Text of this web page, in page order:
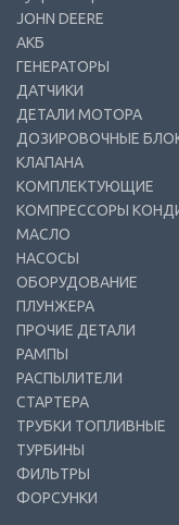
JOHN DEERE
АКБ
ГЕНЕРАТОРЫ
ДАТЧИКИ
ДЕТАЛИ МОТОРА
ДОЗИРОВОЧНЫЕ
КЛАПАНА
КОМПЛЕКТУЮЩИЕ
КОМПРЕССОРЫ
МАСЛО
НАСОСЫ
ОБОРУДОВАНИЕ
ПЛУНЖЕРА
ПРОЧИЕ ДЕТАЛИ
РАМПЫ
РАСПЫЛИТЕЛИ
СТАРТЕРА
ТРУБКИ ТОПЛИВНЫЕ
ТУРБИНЫ
ФИЛЬТРЫ
ФОРСУНКИ